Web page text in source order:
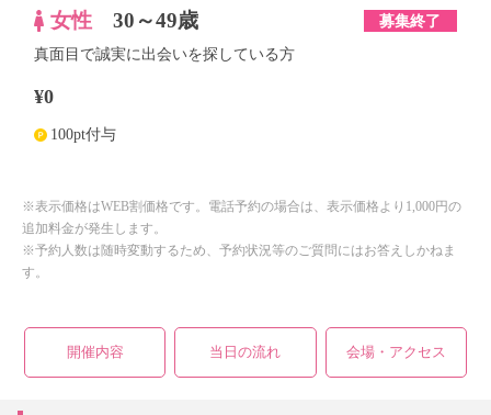
女性 30～49歳 募集終了
真面目で誠実に出会いを探している方
¥0
100pt付与
※表示価格はWEB割価格です。電話予約の場合は、表示価格より1,000円の
追加料金が発生します。
※予約人数は随時変動するため、予約状況等のご質問にはお答えしかねま
す。
開催内容 当日の流れ 会場・アクセス